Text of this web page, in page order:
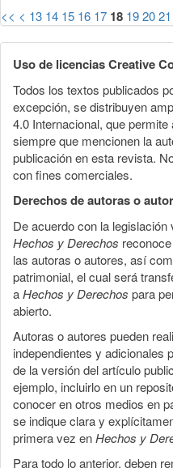
<< < 13 14 15 16 17 18 192021
Uso de licencias Creative
Todos los textos publicados
excepción, se distribuyen
4.0 Internacional, que
siempre que mencionen la
publicación en esta revista.
con fines comerciales.
Derechos de autoras o
De acuerdo con la
Hechos y Derechos
las autoras o autores, así
patrimonial, el cual será
aHechos y Derechos para
abierto.
Autoras o autores pueden
independientes y adicionales
de la versión del artículo
ejemplo, incluirlo en un
conocer en otros medios en
se indique clara y
primera vez enHechos y
Para todo lo anterior, deben